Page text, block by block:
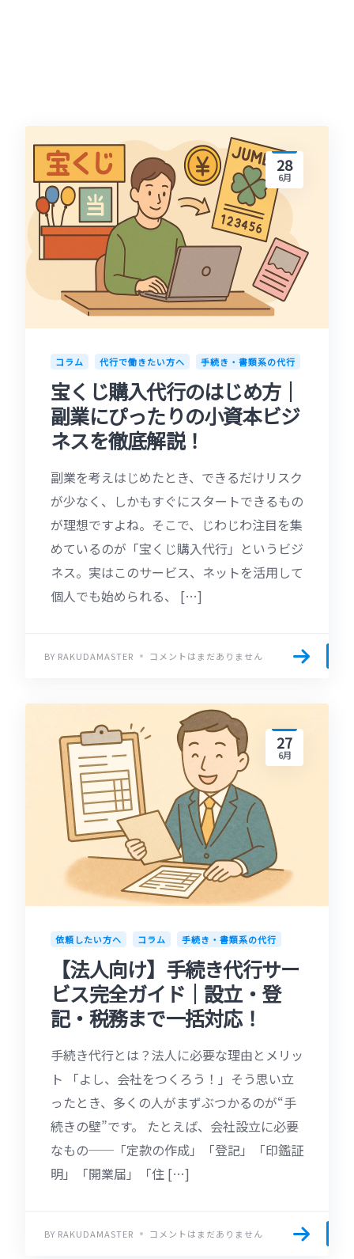
28
6月
コラム 代行で働きたい方へ 手続き・書類系の代行
宝くじ購入代行のはじめ方｜
副業にぴったりの小資本ビジ
ネスを徹底解説！
副業を考えはじめたとき、できるだけリスク
が少なく、しかもすぐにスタートできるもの
が理想ですよね。そこで、じわじわ注目を集
めているのが「宝くじ購入代行」というビジ
ネス。実はこのサービス、ネットを活用して
個人でも始められる、 […]
BY RAKUDAMASTER コメントはまだありません
27
6月
依頼したい方へ コラム 手続き・書類系の代行
【法人向け】手続き代行サー
ビス完全ガイド｜設立・登
記・税務まで一括対応！
手続き代行とは？法人に必要な理由とメリッ
ト 「よし、会社をつくろう！」そう思い立
ったとき、多くの人がまずぶつかるのが“手
続きの壁”です。 たとえば、会社設立に必要
なもの──「定款の作成」「登記」「印鑑証
明」「開業届」「住 […]
BY RAKUDAMASTER コメントはまだありません